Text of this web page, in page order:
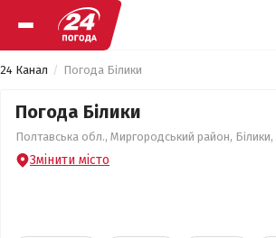
24 Канал Погода Білики
Погода Білики
Полтавська обл., Миргородський район,
Змінити місто